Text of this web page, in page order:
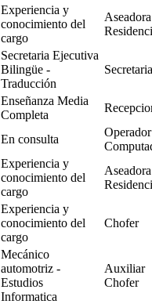
Experiencia y
conocimiento del
cargo
Aseadora
Secretaria Ejecutiva
Bilingüe -
Traducción
Secretaria
Enseñanza Media
Completa
En consulta
Experiencia y
conocimiento del
cargo
Aseadora
Experiencia y
conocimiento del
cargo
Chofer
Mecánico
automotriz -
Estudios
Informatica
Auxiliar
Chofer